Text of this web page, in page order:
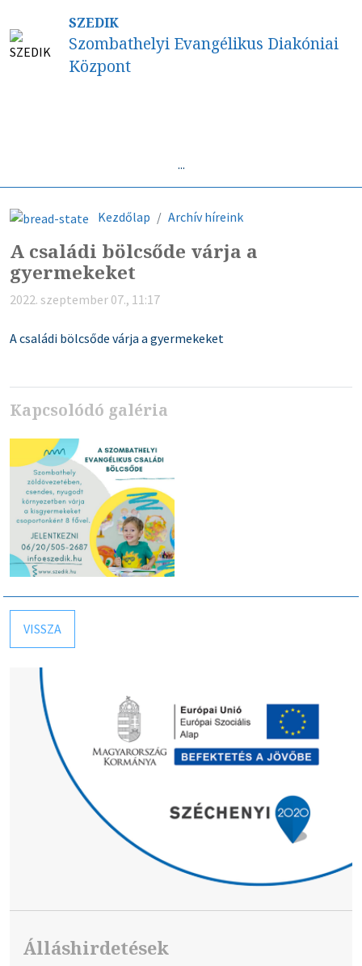
SZEDIK
Szombathelyi Evangélikus Diakóniai
Központ
...
Kezdőlap Archív híreink
A családi bölcsőde várja a
gyermekeket
2022. szeptember 07., 11:17
A családi bölcsőde várja a gyermekeket
Kapcsolódó galéria
VISSZA
Álláshirdetések